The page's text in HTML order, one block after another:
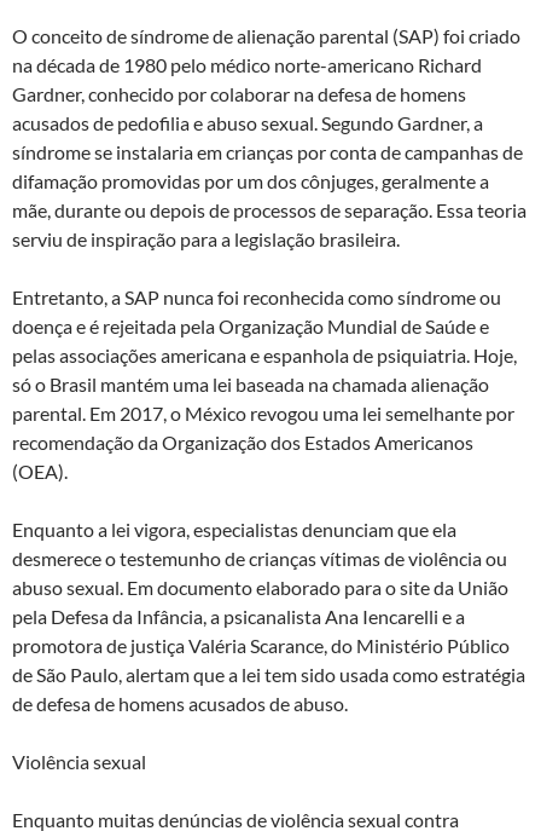
O conceito de síndrome de alienação parental (SAP) foi criado
na década de 1980 pelo médico norte-americano Richard
Gardner, conhecido por colaborar na defesa de homens
acusados de pedofilia e abuso sexual. Segundo Gardner, a
síndrome se instalaria em crianças por conta de campanhas de
difamação promovidas por um dos cônjuges, geralmente a
mãe, durante ou depois de processos de separação. Essa teoria
serviu de inspiração para a legislação brasileira.
Entretanto, a SAP nunca foi reconhecida como síndrome ou
doença e é rejeitada pela Organização Mundial de Saúde e
pelas associações americana e espanhola de psiquiatria. Hoje,
só o Brasil mantém uma lei baseada na chamada alienação
parental. Em 2017, o México revogou uma lei semelhante por
recomendação da Organização dos Estados Americanos
(OEA).
Enquanto a lei vigora, especialistas denunciam que ela
desmerece o testemunho de crianças vítimas de violência ou
abuso sexual. Em documento elaborado para o site da União
pela Defesa da Infância, a psicanalista Ana Iencarelli e a
promotora de justiça Valéria Scarance, do Ministério Público
de São Paulo, alertam que a lei tem sido usada como estratégia
de defesa de homens acusados de abuso.
Violência sexual
Enquanto muitas denúncias de violência sexual contra